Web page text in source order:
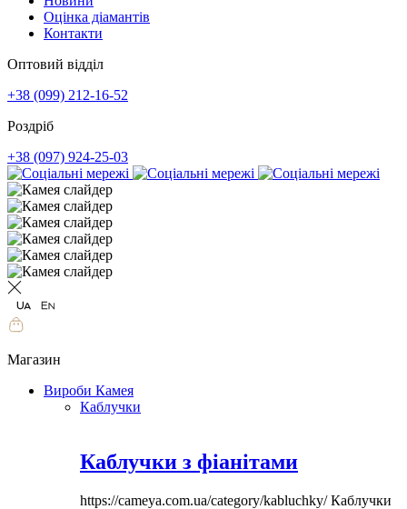
Оцінка діамантів
Контакти
Оптовий відділ
+38 (099) 212-16-52
Роздріб
+38 (097) 924-25-03
Магазин
Вироби Камея
Каблучки
Каблучки з фіанітами
https://cameya.com.ua/category/kabluchky/Каблучки